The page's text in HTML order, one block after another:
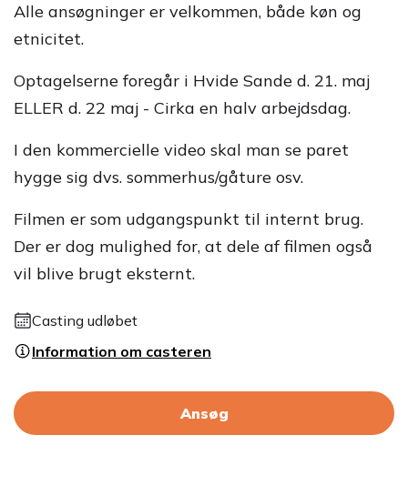
Alle ansøgninger er velkommen, både køn og
etnicitet.
Optagelserne foregår i Hvide Sande d. 21. maj
ELLER d. 22 maj - Cirka en halv arbejdsdag.
I den kommercielle video skal man se paret
hygge sig dvs. sommerhus/gåture osv.
Filmen er som udgangspunkt til internt brug.
Der er dog mulighed for, at dele af filmen også
vil blive brugt eksternt.
Casting udløbet
Information om casteren
Ansøg